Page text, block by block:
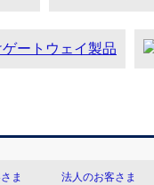
ートウェイ製品
ま 法人のお客さま